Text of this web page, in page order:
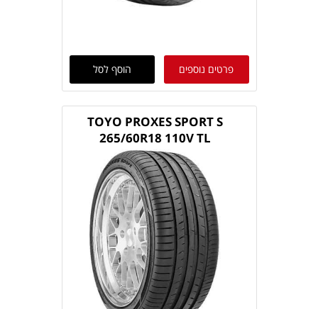
פרטים נוספים הוסף לסל
TOYO PROXES SPORT S
265/60R18 110V TL